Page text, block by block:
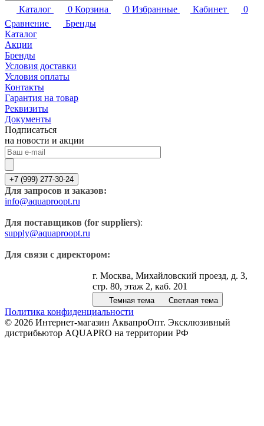
Каталог 0 Корзина 0 Избранные Кабинет
0
Сравнение
Бренды
Каталог
Акции
Бренды
Условия доставки
Условия оплаты
Контакты
Гарантия на товар
Реквизиты
Документы
Подписаться
на новости и акции
+7 (999) 277-30-24
Для запросов и заказов:
info@aquaproopt.ru
Для поставщиков (for suppliers):
supply@aquaproopt.ru
Для связи с директором:
г. Москва, Михайловский проезд, д. 3,
стр. 80, этаж 2, каб. 201
Темная тема Светлая тема
Политика конфиденциальности
© 2026 Интернет-магазин АквапроОпт. Эксклюзивный
дистрибьютор AQUAPRO на территории РФ